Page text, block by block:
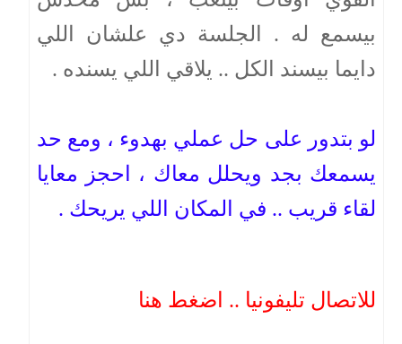
بيسمع له . الجلسة دي علشان اللي
دايما بيسند الكل .. يلاقي اللي يسنده .
لو بتدور على حل عملي بهدوء ، ومع حد
يسمعك بجد ويحلل معاك ، احجز معايا
لقاء قريب .. في المكان اللي يريحك .
للاتصال تليفونيا .. اضغط هنا